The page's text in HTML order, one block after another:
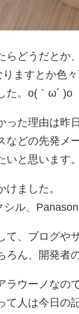
らどうだとか
ますとか色
た。o(｀ω´ )o
った理由は昨
などの先発メ
いと思います。
ました。
ル、
て、ブログや
ろん、開発者
ウーノなの
て人は今日